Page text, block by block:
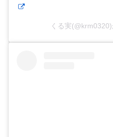
くる実